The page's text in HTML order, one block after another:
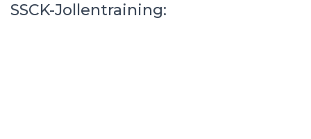
SSCK-Jollentraining: